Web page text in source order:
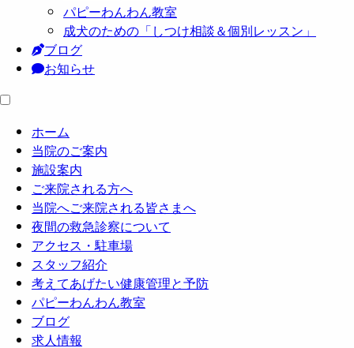
パピーわんわん教室
成犬のための「しつけ相談＆個別レッスン」
ブログ
お知らせ
ホーム
当院のご案内
施設案内
ご来院される方へ
当院へご来院される皆さまへ
夜間の救急診察について
アクセス・駐車場
スタッフ紹介
考えてあげたい健康管理と予防
パピーわんわん教室
ブログ
求人情報